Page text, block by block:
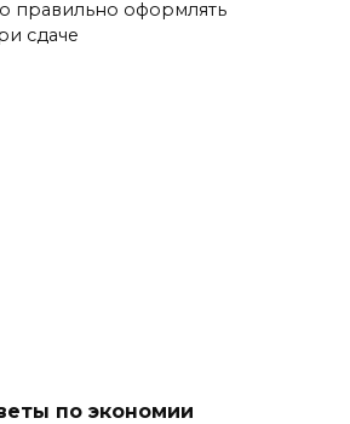
правильно оформлять
сдаче
по экономии